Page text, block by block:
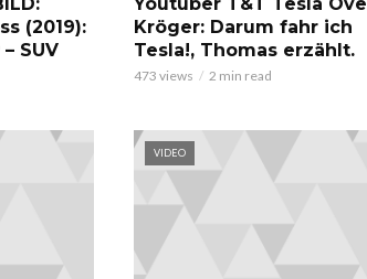
(2019):
SUV
Kröger: Darum fahr ich
Tesla!, Thomas erzählt.
473 views 2 min read
VIDEO